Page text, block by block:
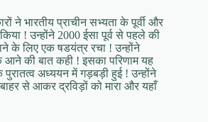
ने भारतीय प्राचीन सभ्यता के पूर्वी और
! उन्होंने 2000 ईसा पूर्व से पहले की
के लिए एक षडयंत्र रचा ! उन्होंने
आने की बात कही ! इसका परिणाम यह
अध्ययन में गड़बड़ी हुई ! उन्होंने
से आकर द्रविड़ों को मारा और यहाँ